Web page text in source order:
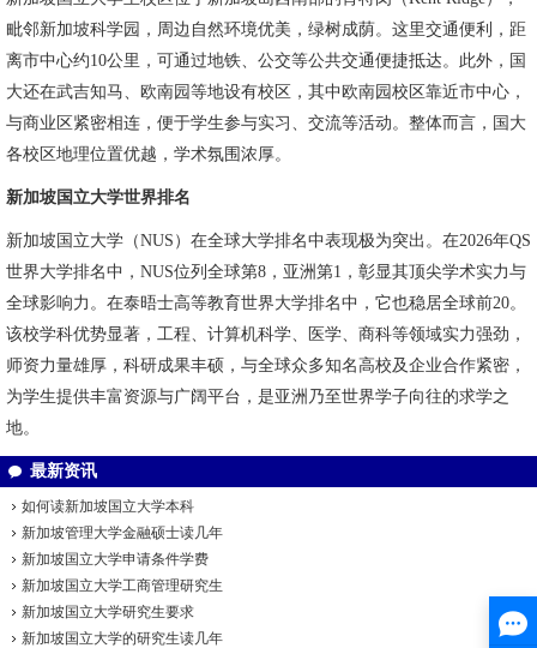
毗邻新加坡科学园，周边自然环境优美，绿树成荫。这里交通便利，距
离市中心约10公里，可通过地铁、公交等公共交通便捷抵达。此外，国
大还在武吉知马、欧南园等地设有校区，其中欧南园校区靠近市中心，
与商业区紧密相连，便于学生参与实习、交流等活动。整体而言，国大
各校区地理位置优越，学术氛围浓厚。
新加坡国立大学世界排名
新加坡国立大学（NUS）在全球大学排名中表现极为突出。在2026年QS
世界大学排名中，NUS位列全球第8，亚洲第1，彰显其顶尖学术实力与
全球影响力。在泰晤士高等教育世界大学排名中，它也稳居全球前20。
该校学科优势显著，工程、计算机科学、医学、商科等领域实力强劲，
师资力量雄厚，科研成果丰硕，与全球众多知名高校及企业合作紧密，
为学生提供丰富资源与广阔平台，是亚洲乃至世界学子向往的求学之
地。
最新资讯
如何读新加坡国立大学本科
新加坡管理大学金融硕士读几年
新加坡国立大学申请条件学费
新加坡国立大学工商管理研究生
新加坡国立大学研究生要求
新加坡国立大学的研究生读几年